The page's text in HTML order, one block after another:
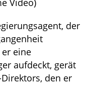
Video)
der
eine
aufdeckt, gerät
den er